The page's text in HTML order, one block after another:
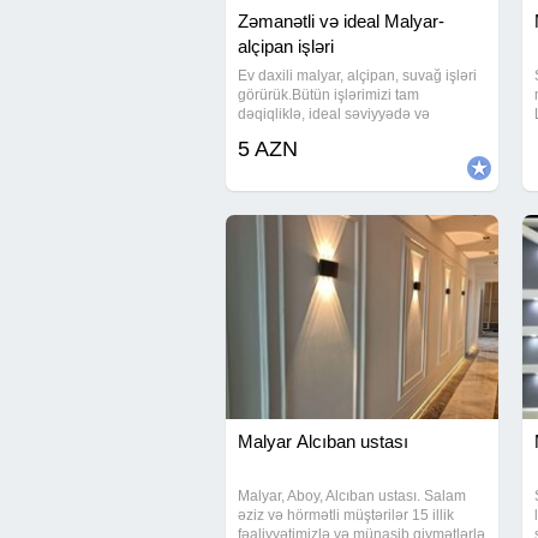
Zəmanətli və ideal Malyar-
alçipan işləri
Ev daxili malyar, alçipan, suvağ işləri
görürük.Bütün işlərimizi tam
dəqiqliklə, ideal səviyyədə və
üçün aşağıdakı nömrəyə zəng edə
5 AZN
Malyar Alcıban ustası
Malyar, Aboy, Alcıban ustası. Salam
əziz və hörmətli müştərilər 15 illik
fəaliyyətimizlə və münasib qiymətlərlə